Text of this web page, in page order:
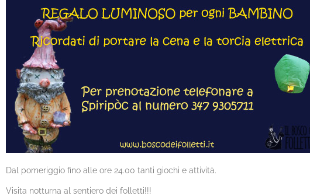
Dal pomeriggio fino alle ore 24.00 tanti giochi e attività.
Visita notturna al sentiero dei folletti!!!